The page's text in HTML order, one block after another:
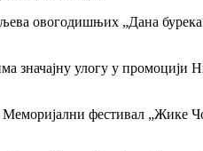
овогодишњих „Дана
улогу у промоцији
фестивал „Жике